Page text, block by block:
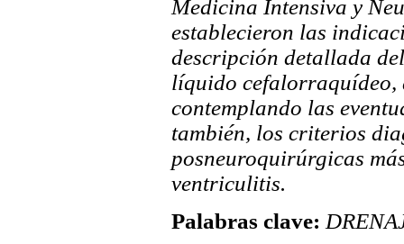
Medicina Intensiva y
establecieron las
descripción detallada
líquido cefalorraquídeo,
contemplando las
también, los criterios
posneuroquirúrgicas
ventriculitis.
Palabras clave: